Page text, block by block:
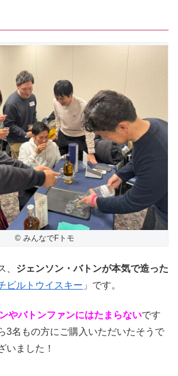
© みんなでFトモ
、 ジェンソン・バトンが本気で造った
ビルトウイスキー 」です。
やバトンファンにはたまらないです
3名もの方にご購入いただいたそうで
いました！